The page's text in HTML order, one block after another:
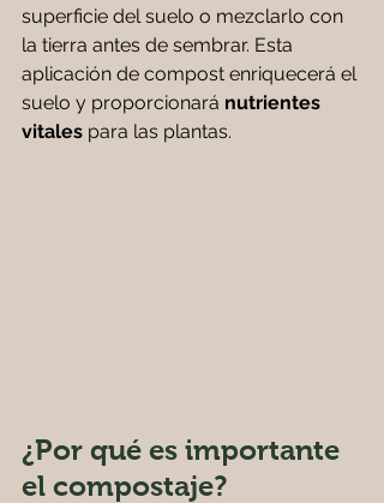
superficie del suelo o mezclarlo con
la tierra antes de sembrar. Esta
aplicación de compost enriquecerá el
suelo y proporcionará nutrientes
vitales para las plantas.
¿Por qué es importante
el compostaje?